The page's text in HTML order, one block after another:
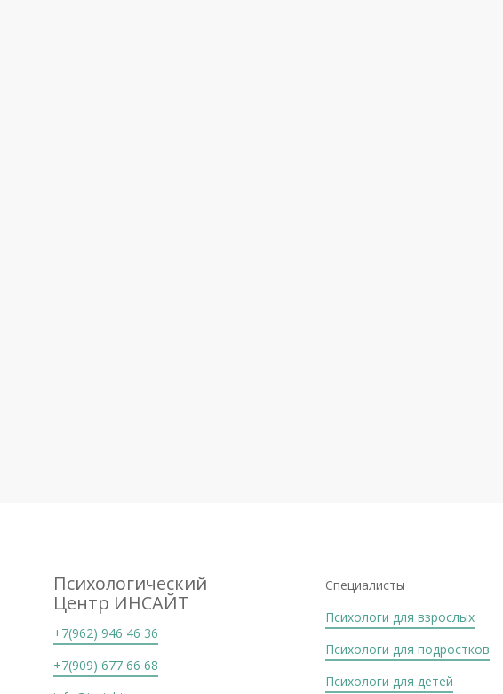
Психологический
Центр ИНСАЙТ
+7(962) 946 46 36
+7(909) 677 66 68
Специалисты
Психологи для взрослых
Психологи для подростков
Психологи для детей